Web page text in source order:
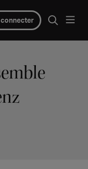
connecter